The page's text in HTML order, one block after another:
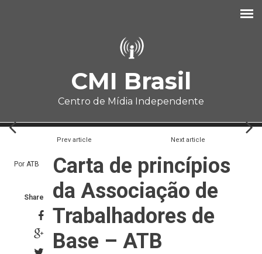
CMI Brasil
Centro de Mídia Independente
Prev article Next article
Por ATB
Share
Carta de princípios
da Associação de
Trabalhadores de
Base – ATB